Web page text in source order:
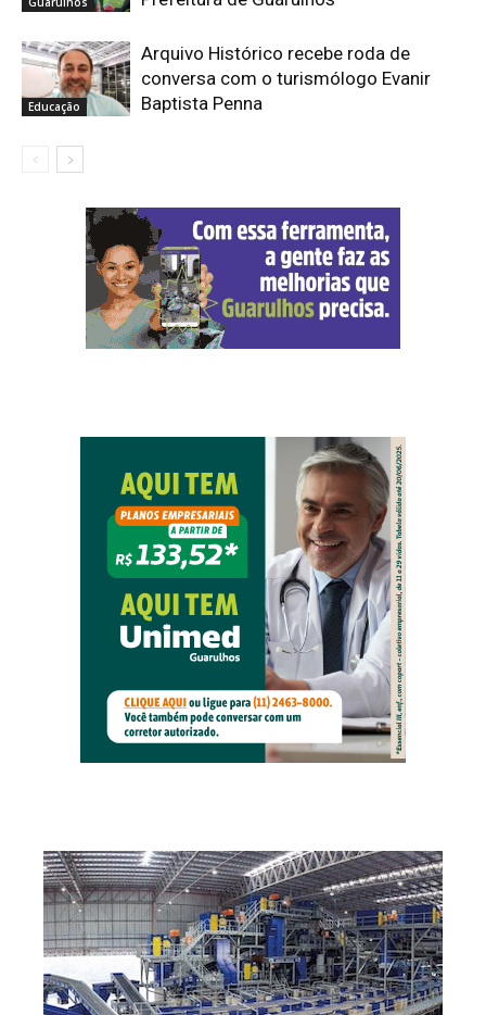
Educação
Arquivo Histórico recebe roda de
conversa com o turismólogo Evanir
Baptista Penna